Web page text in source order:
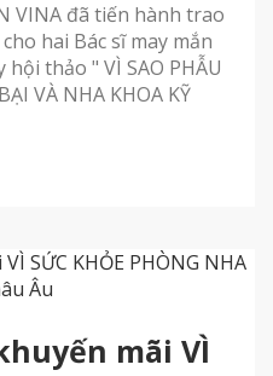
VINA đã tiến hành trao
hai Bác sĩ may mắn
thảo " VÌ SAO PHẪU
VÀ NHA KHOA KỸ
mãi VÌ